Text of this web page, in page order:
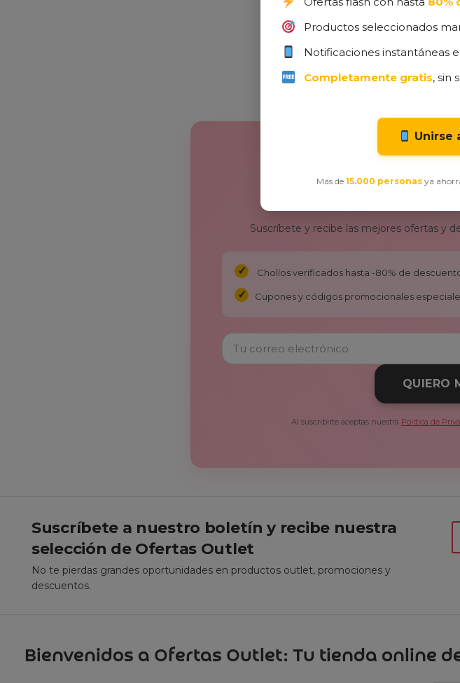
Suscríbete y recibe las mejores ofertas y
Chollos verificados hasta -80% de
Cupones y códigos promocionales
QUIERO
Al suscribirte aceptas nuestra Política de
Suscríbete a nuestro boletín y recibe nuestra
selección de Ofertas Outlet
No te pierdas grandes oportunidades en productos outlet, promociones y
descuentos.
Bienvenidos a Ofertas Outlet: Tu tienda online
Productos seleccionados
Notificaciones instantáneas
Completamente gratis, sin
Unirse
Más de 15.000 personas ya